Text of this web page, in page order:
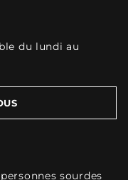
du lundi au
sourdes